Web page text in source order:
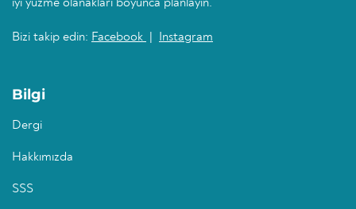
iyi yüzme olanakları boyunca planlayın.
Bizi takip edin: Facebook Instagram
Bilgi
Dergi
Hakkımızda
SSS